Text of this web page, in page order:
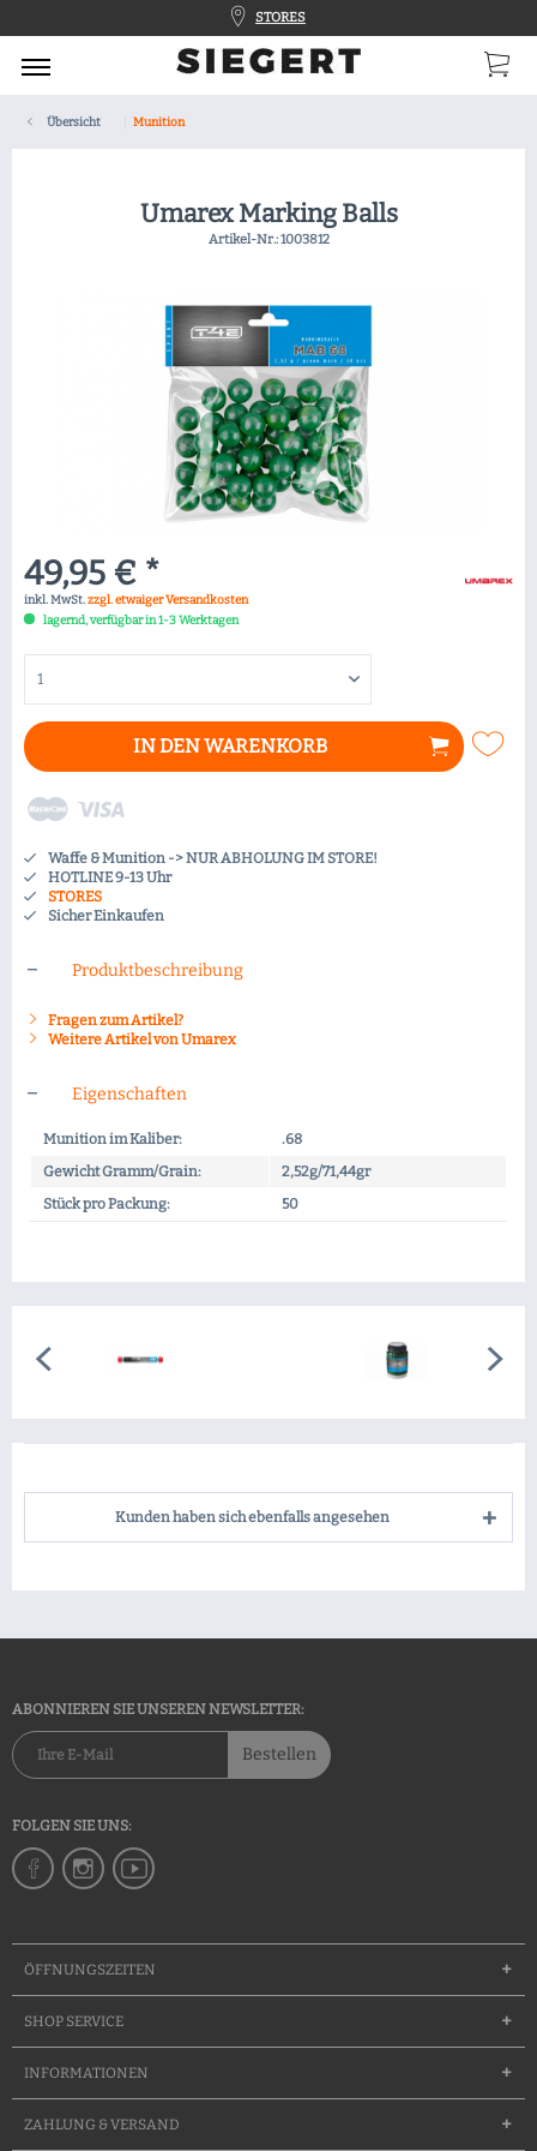
STORES
Übersicht Munition
Umarex Marking Balls
Artikel-Nr.:1003812
49,95 € *
inkl. MwSt.zzgl. etwaiger Versandkosten
lagernd, verfügbar in 1-3 Werktagen
IN DENWARENKORB
Waffe & Munition -> NUR ABHOLUNG IM STORE!
HOTLINE 9-13 Uhr
STORES
Sicher Einkaufen
Produktbeschreibung
Fragen zum Artikel?
Weitere Artikel von Umarex
Eigenschaften
Munition im Kaliber:
.68
Gewicht Gramm/Grain:
2,52g/71,44gr
Stück pro Packung:
50
Kunden haben sich ebenfalls angesehen
ABONNIEREN SIE UNSEREN NEWSLETTER:
Bestellen
FOLGEN SIE UNS:
ÖFFNUNGSZEITEN
SHOP SERVICE
INFORMATIONEN
ZAHLUNG & VERSAND